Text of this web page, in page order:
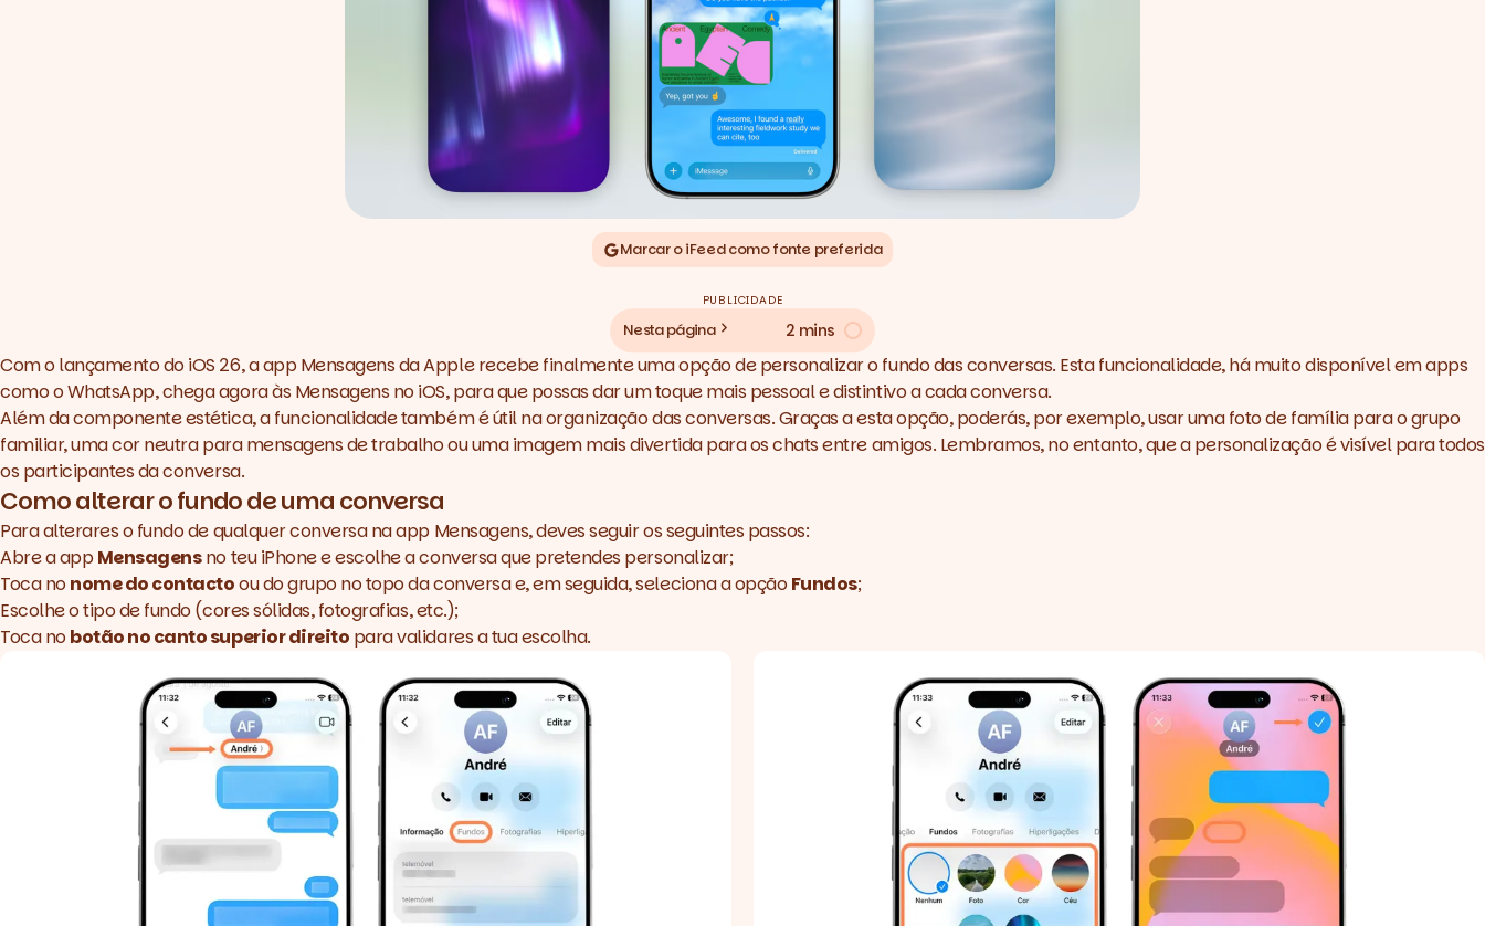
Marcar o iFeed como fonte preferida
PUBLICIDADE
Nesta página 2 mins
Com o lançamento do iOS 26, a app Mensagens da Apple recebe finalmente uma opção de personalizar o fundo das conversas. Esta funcionalidade, há muito disponível em apps
como o WhatsApp, chega agora às Mensagens no iOS, para que possas dar um toque mais pessoal e distintivo a cada conversa.
Além da componente estética, a funcionalidade também é útil na organização das conversas. Graças a esta opção, poderás, por exemplo, usar uma foto de família para o grupo
familiar, uma cor neutra para mensagens de trabalho ou uma imagem mais divertida para os chats entre amigos. Lembramos, no entanto, que a personalização é visível para todos
os participantes da conversa.
Como alterar o fundo de uma conversa
Para alterares o fundo de qualquer conversa na app Mensagens, deves seguir os seguintes passos:
Abre a appMensagensno teu iPhone e escolhe a conversa que pretendes personalizar;
Toca nonome do contactoou do grupo no topo da conversa e, em seguida, seleciona a opçãoFundos;
Escolhe o tipo de fundo (cores sólidas, fotografias, etc.);
Toca nobotão no canto superior direito para validares a tua escolha.